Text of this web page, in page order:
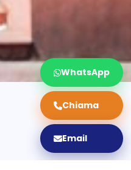
WhatsApp
Chiama
Email